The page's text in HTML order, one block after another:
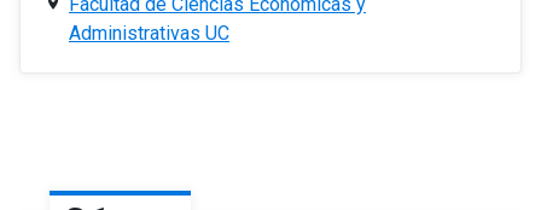
Administrativas UC